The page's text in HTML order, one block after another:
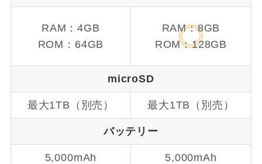
RAM：4GB
ROM：64GB
RAM：8GB
ROM：128GB
microSD
最大1TB（別売） 最大1TB（別売）
バッテリー
5,000mAh
5,000mAh